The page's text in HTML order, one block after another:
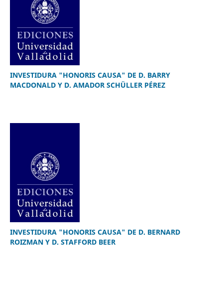
INVESTIDURA "HONORIS CAUSA" DE D. BARRY
MACDONALD Y D. AMADOR SCHÜLLER PÉREZ
INVESTIDURA "HONORIS CAUSA" DE D. BERNARD
ROIZMAN Y D. STAFFORD BEER